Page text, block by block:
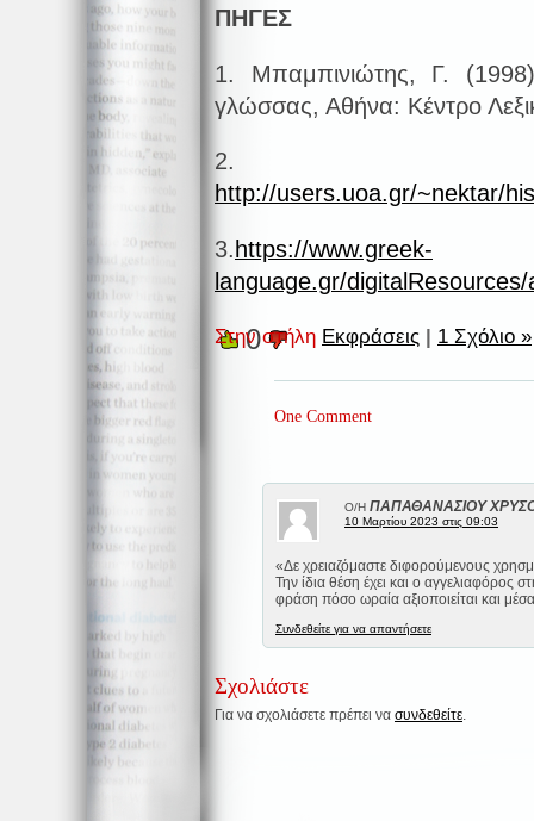
ΠΗΓΕΣ
1. Μπαμπινιώτης, Γ.
γλώσσας, Αθήνα: Κέντρο
2.
http://users.uoa.gr/~nektar/
3. https://www.greek-
language.gr/
Στην στήλη Εκφράσεις | 1 Σχόλιο »
0
One Comment
Ο/Η ΠΑΠΑΘΑΝΑΣΙΟΥ
10 Μαρτίου 2023 στις 09:03
«Δε χρειαζόμαστε διφορούμενους
Την ίδια θέση έχει και ο αγγελιαφόρος
φράση πόσο ωραία αξιοποιείται και
Συνδεθείτε για να απαντήσετε
Σχολιάστε
Για να σχολιάσετε πρέπει να συνδεθείτε